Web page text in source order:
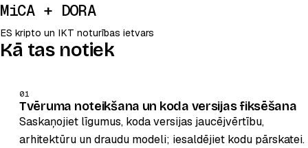
MiCA + DORA
ES kripto un IKT noturības ietvars
Kā tas notiek
01
Tvēruma noteikšana un koda versijas fiksēšana
Saskaņojiet līgumus, koda versijas jaucējvērtību,
arhitektūru un draudu modeli; iesaldējiet kodu pārskatei.